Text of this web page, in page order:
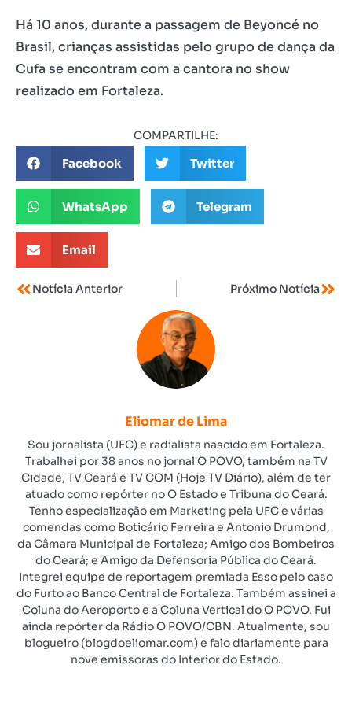
Há 10 anos, durante a passagem de Beyoncé no
Brasil, crianças assistidas pelo grupo de dança da
Cufa se encontram com a cantora no show
realizado em Fortaleza.
COMPARTILHE:
Facebook Twitter
WhatsApp Telegram
Email
Notícia Anterior Próximo Notícia
Eliomar de Lima
Sou jornalista (UFC) e radialista nascido em Fortaleza.
Trabalhei por 38 anos no jornal O POVO, também na TV
Cidade, TV Ceará e TV COM (Hoje TV Diário), além de ter
atuado como repórter no O Estado e Tribuna do Ceará.
Tenho especialização em Marketing pela UFC e várias
comendas como Boticário Ferreira e Antonio Drumond,
da Câmara Municipal de Fortaleza; Amigo dos Bombeiros
do Ceará; e Amigo da Defensoria Pública do Ceará.
Integrei equipe de reportagem premiada Esso pelo caso
do Furto ao Banco Central de Fortaleza. Também assinei a
Coluna do Aeroporto e a Coluna Vertical do O POVO. Fui
ainda repórter da Rádio O POVO/CBN. Atualmente, sou
blogueiro (blogdoeliomar.com) e falo diariamente para
nove emissoras do Interior do Estado.